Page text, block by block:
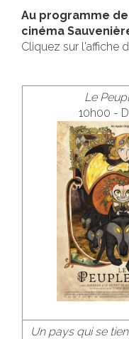
Au programme
cinéma
Cliquez sur l'affiche
Le
10h00 -
Un pays qui se